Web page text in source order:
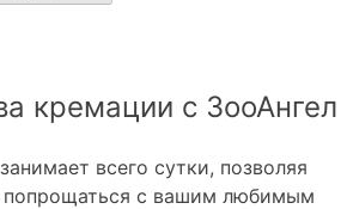
кремации с ЗооАнгел
всего сутки, позволяя
с вашим любимым